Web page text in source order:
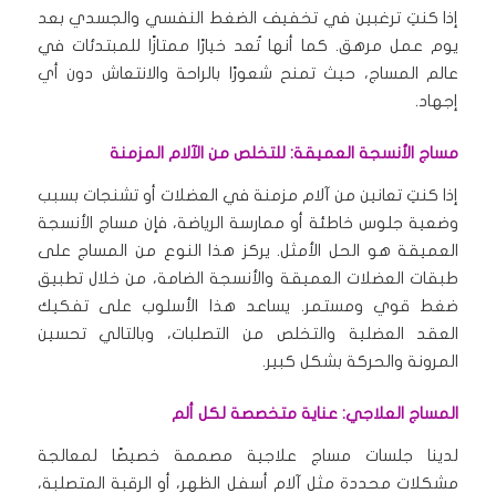
إذا كنتِ ترغبين في تخفيف الضغط النفسي والجسدي بعد
يوم عمل مرهق. كما أنها تُعد خيارًا ممتازًا للمبتدئات في
عالم المساج، حيث تمنح شعورًا بالراحة والانتعاش دون أي
إجهاد.
مساج الأنسجة العميقة: للتخلص من الآلام المزمنة
إذا كنتِ تعانين من آلام مزمنة في العضلات أو تشنجات بسبب
وضعية جلوس خاطئة أو ممارسة الرياضة، فإن مساج الأنسجة
العميقة هو الحل الأمثل. يركز هذا النوع من المساج على
طبقات العضلات العميقة والأنسجة الضامة، من خلال تطبيق
ضغط قوي ومستمر. يساعد هذا الأسلوب على تفكيك
العقد العضلية والتخلص من التصلبات، وبالتالي تحسين
المرونة والحركة بشكل كبير.
المساج العلاجي: عناية متخصصة لكل ألم
لدينا جلسات مساج علاجية مصممة خصيصًا لمعالجة
مشكلات محددة مثل آلام أسفل الظهر، أو الرقبة المتصلبة،